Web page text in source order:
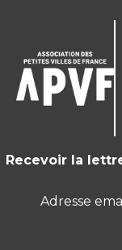
Recevoir la
Adresse